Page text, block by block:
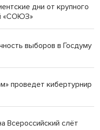
избиение врачей
женой вошли в топ-16
в Искитиме
дни от крупного
«СОЮЗ»
выборов в Госдуму
проведет кибертурнир
Всероссийский слёт